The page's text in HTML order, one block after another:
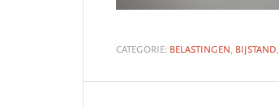
CATEGORIE: BELASTINGEN , BIJSTAND,